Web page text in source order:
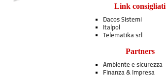
Link consigliati
Dacos Sistemi
Italpol
Telematika srl
Partners
Ambiente e sicurezza
Finanza & Impresa